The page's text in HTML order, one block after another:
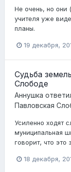
Не очень, но они
учителя уже
планы.
19 декабря,
Судьба
Слободе
Аннушка
Павловская
Усиленно ходят
муниципальная
говорит, что это
18 декабря,